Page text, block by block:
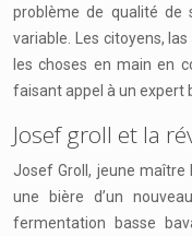
problème de qualité de
variable. Les citoyens,
les choses en main en
faisant appel à un expert
Josef groll et la
Josef Groll, jeune
une bière d’un
fermentation basse